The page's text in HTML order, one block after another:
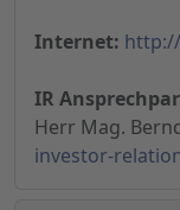
Internet:
IR
Herr Mag.
investor-